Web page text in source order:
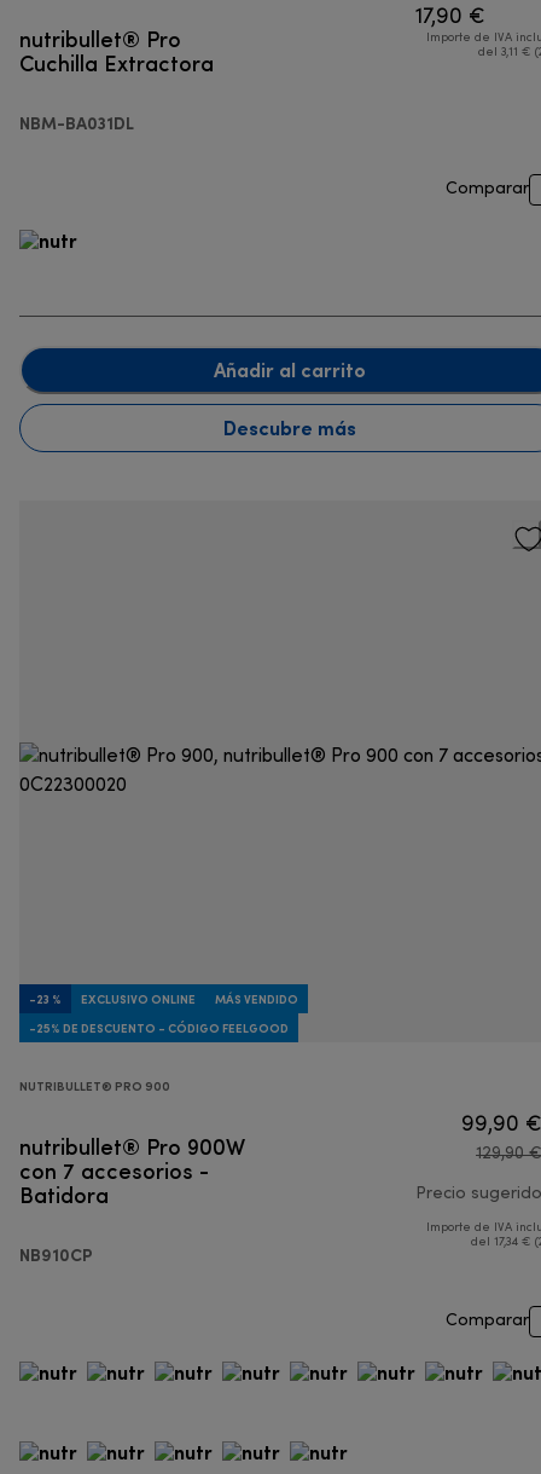
nutribullet® Pro
Cuchilla Extractora
NBM-BA031DL
17,90 €
Importe de IVA
del 3,11 €
Comparar
Añadir al carrito
Descubre más
-23 % EXCLUSIVO ONLINE
MÁS VENDIDO
-25% DE DESCUENTO - CÓDIGO FEELGOOD
NUTRIBULLET® PRO 900
nutribullet® Pro 900W
con 7 accesorios -
Batidora
NB910CP
99,90 €
129,90 €
Precio sugerido
Importe de IVA
del 17,34 €
Comparar